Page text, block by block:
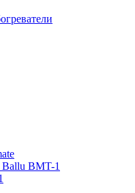
BMT-1